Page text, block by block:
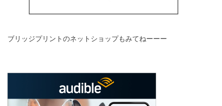
ブリッジプリントのネットショップもみてねーーー